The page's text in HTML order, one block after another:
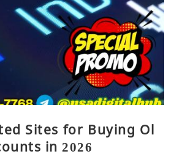
Sites for Buying Ol
in 2026